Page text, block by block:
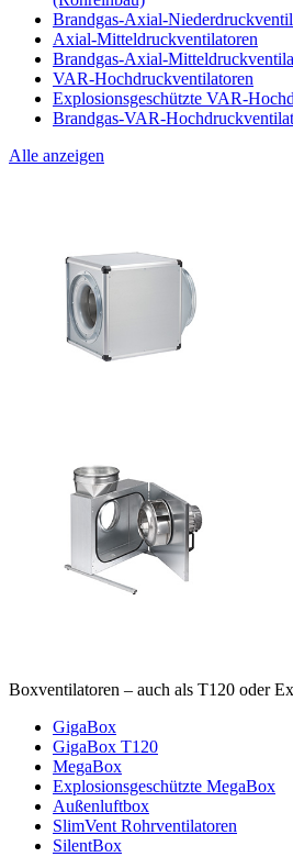
Brandgas-Axial-
Axial-Mitteldruckventilatoren
Brandgas-Axial-
VAR-Hochdruckventilatoren
Explosionsgeschützte VAR-
Brandgas-VAR-
Alle anzeigen
Boxventilatoren – auch als T120 oder Ex
GigaBox
GigaBox T120
MegaBox
Explosionsgeschützte MegaBox
Außenluftbox
SlimVent Rohrventilatoren
SilentBox